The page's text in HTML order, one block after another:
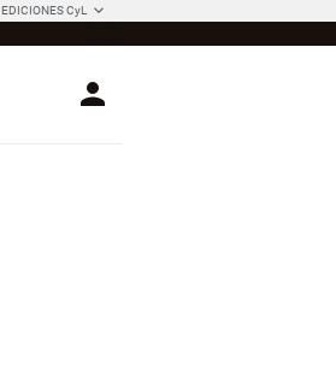
EDICIONES CyL
Login